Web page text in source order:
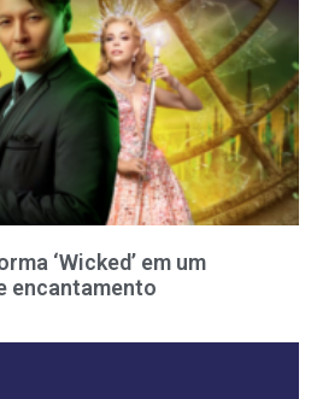
‘Wicked’ em um
encantamento